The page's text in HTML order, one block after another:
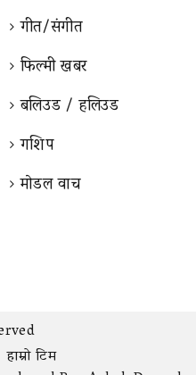
गीत/संगीत
फिल्मी खबर
बलिउड / हलिउड
गशिप
माेडल वाच
हाम्रो टिम